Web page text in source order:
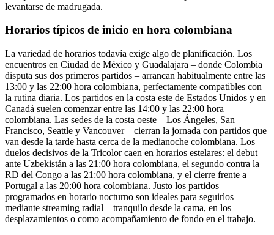
levantarse de madrugada.
Horarios típicos de inicio en hora colombiana
La variedad de horarios todavía exige algo de planificación. Los
encuentros en Ciudad de México y Guadalajara – donde Colombia
disputa sus dos primeros partidos – arrancan habitualmente entre las
13:00 y las 22:00 hora colombiana, perfectamente compatibles con
la rutina diaria. Los partidos en la costa este de Estados Unidos y en
Canadá suelen comenzar entre las 14:00 y las 22:00 hora
colombiana. Las sedes de la costa oeste – Los Ángeles, San
Francisco, Seattle y Vancouver – cierran la jornada con partidos que
van desde la tarde hasta cerca de la medianoche colombiana. Los
duelos decisivos de la Tricolor caen en horarios estelares: el debut
ante Uzbekistán a las 21:00 hora colombiana, el segundo contra la
RD del Congo a las 21:00 hora colombiana, y el cierre frente a
Portugal a las 20:00 hora colombiana. Justo los partidos
programados en horario nocturno son ideales para seguirlos
mediante streaming radial – tranquilo desde la cama, en los
desplazamientos o como acompañamiento de fondo en el trabajo.